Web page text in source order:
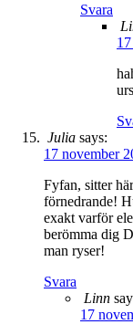
Svara
Julia says:
17 november
Fyfan, sitter
förnedrande!
exakt varför
berömma dig
man ryser!
Svara
Linn
17